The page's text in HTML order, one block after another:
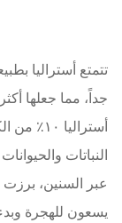
تتمتع أستراليا
جداً، مما جعلها
النباتات
عبر السنين، برزت
يسعون للهجرة